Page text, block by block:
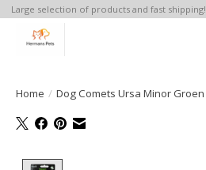
Large selection of products and fast shipping!
Home / Dog Comets Ursa Minor Groen